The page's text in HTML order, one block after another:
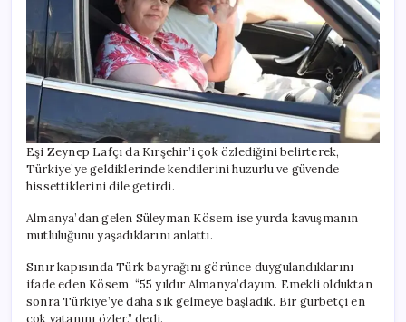
Eşi Zeynep Lafçı da Kırşehir’i çok özlediğini belirterek,
Türkiye’ye geldiklerinde kendilerini huzurlu ve güvende
hissettiklerini dile getirdi.
Almanya’dan gelen Süleyman Kösem ise yurda kavuşmanın
mutluluğunu yaşadıklarını anlattı.
Sınır kapısında Türk bayrağını görünce duygulandıklarını
ifade eden Kösem, “55 yıldır Almanya’dayım. Emekli olduktan
sonra Türkiye’ye daha sık gelmeye başladık. Bir gurbetçi en
çok vatanını özler.” dedi.